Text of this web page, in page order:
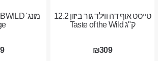
טייסט אוף דה ווילד גור ביזון 12.2
ק"ג Taste of the Wild
₪309